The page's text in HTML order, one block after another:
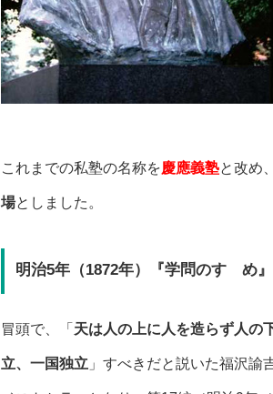
これまでの私塾の名称を慶應義塾と改め
場としました。
明治5年（1872年）『学問のすゝめ
冒頭で、「 天は人の上に人を造らず人の
立、一国独立 」すべきだと説いた福沢諭